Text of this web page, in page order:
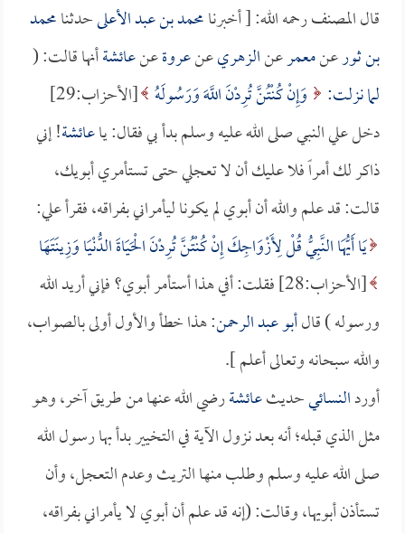
قال المصنف رحمه الله: [ أخبرنامحمد بن عبد الأعلىحدثنامحمد
بن ثورعنمعمرعنالزهريعنعروةعنعائشةأنها قالت: (
لما نزلت:
وَإِنْ كُنْتُنَّ تُرِدْنَ اللَّهَ وَرَسُولَهُ
[الأحزاب:29]
دخل علي النبي صلى الله عليه وسلم بدأ بي فقال: ياعائشة! إني
ذاكر لك أمراً فلا عليك أن لا تعجلي حتى تستأمري أبويك،
قالت: قد علم والله أن أبوي لم يكونا ليأمراني بفراقه، فقرأ علي:
يَا أَيُّهَا النَّبِيُّ قُلْ لِأَزْوَاجِكَ إِنْ كُنْتُنَّ تُرِدْنَ الْحَيَاةَ الدُّنْيَا وَزِينَتَهَا
[الأحزاب:28] فقلت: أفي هذا أستأمر أبوي؟ فإني أريد الله
ورسوله ) قالأبو عبد الرحمن: هذا خطأ والأول أولى بالصواب،
والله سبحانه وتعالى أعلم ].
أوردالنسائيحديثعائشةرضي الله عنها من طريق آخر، وهو
مثل الذي قبله؛ أنه بعد نزول الآية في التخيير بدأ بها رسول الله
صلى الله عليه وسلم وطلب منها التريث وعدم التعجل، وأن
تستأذن أبويها، وقالت: (إنه قد علم أن أبوي لا يأمراني بفراقه،